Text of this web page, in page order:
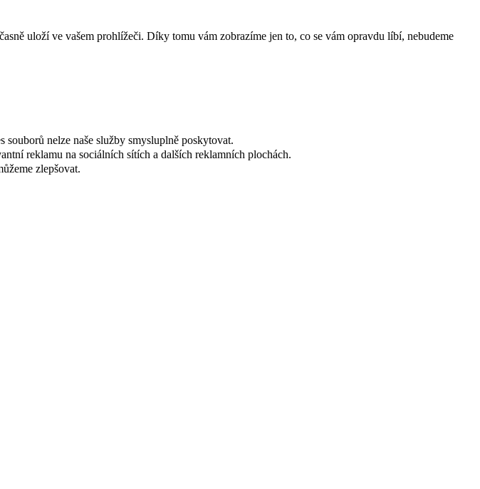
uloží ve vašem prohlížeči. Díky tomu vám zobrazíme jen to, co se vám opravdu líbí, nebudeme
nelze naše služby smysluplně poskytovat.
reklamu na sociálních sítích a dalších reklamních plochách.
zlepšovat.